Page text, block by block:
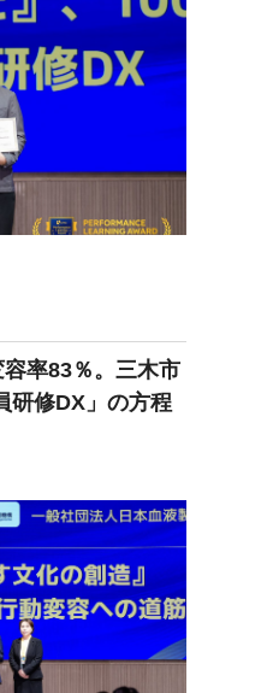
率83％。三木市
研修DX」の方程